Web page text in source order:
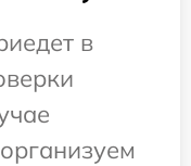
в